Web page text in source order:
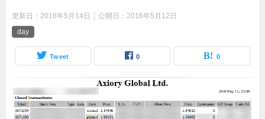
更新日： 2016年5月14日 公開日： 2016年5月12日
day
Tweet 0 0